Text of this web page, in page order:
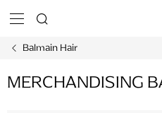
na
Balmain Hair
MERCHANDISING